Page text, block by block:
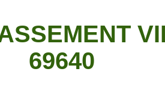
69640